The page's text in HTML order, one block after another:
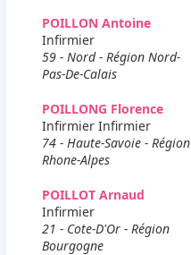
POILLON Antoine
Infirmier
59 - Nord - Région Nord-
Pas-De-Calais
POILLONG Florence
Infirmier Infirmier
74 - Haute-Savoie - Région
Rhone-Alpes
POILLOT Arnaud
Infirmier
21 - Cote-D'Or - Région
Bourgogne